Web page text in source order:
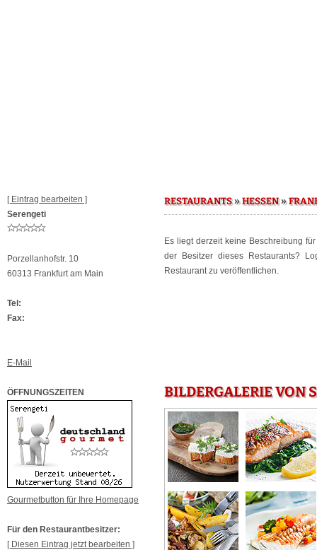
[ Eintrag bearbeiten ]
Serengeti
Porzellanhofstr. 10
60313 Frankfurt am Main
Tel:
Fax:
E-Mail
ÖFFNUNGSZEITEN
Gourmetbutton für Ihre Homepage
Für den Restaurantbesitzer:
[ Diesen Eintrag jetzt bearbeiten ]
RESTAURANTS»HESSEN»
Es liegt derzeit keine Beschreibung
der Besitzer dieses Restaurants?
Restaurant zu veröffentlichen.
BILDERGALERIE VON